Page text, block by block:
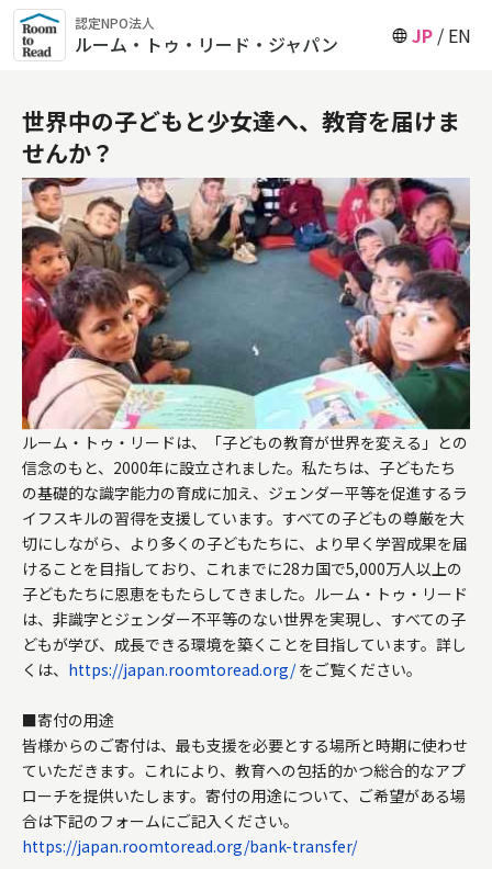
認定NPO法人
ルーム・トゥ・リード・ジャパン JP EN
世界中の子どもと少女達へ、教育を届けま
せんか？
ルーム・トゥ・リードは、「子どもの教育が世界を変える」との
信念のもと、2000年に設立されました。私たちは、子どもたち
の基礎的な識字能力の育成に加え、ジェンダー平等を促進するラ
イフスキルの習得を支援しています。すべての子どもの尊厳を大
切にしながら、より多くの子どもたちに、より早く学習成果を届
けることを目指しており、これまでに28カ国で5,000万人以上の
子どもたちに恩恵をもたらしてきました。ルーム・トゥ・リード
は、非識字とジェンダー不平等のない世界を実現し、すべての子
どもが学び、成長できる環境を築くことを目指しています。詳し
くは、 https://japan.roomtoread.org/ をご覧ください。
■寄付の用途
皆様からのご寄付は、最も支援を必要とする場所と時期に使わせ
ていただきます。これにより、教育への包括的かつ総合的なアプ
ローチを提供いたします。寄付の用途について、ご希望がある場
https://japan.roomtoread.org/bank-transfer/